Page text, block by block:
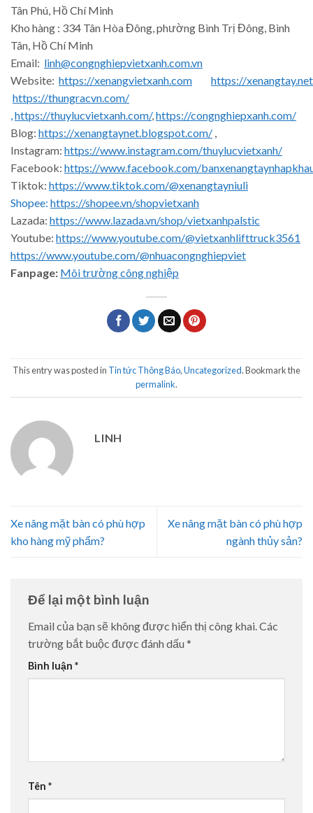
Tân Phú, Hồ Chí Minh
Kho hàng : 334 Tân Hòa Đông, phường Bình Trị Đông, Bình
Tân, Hồ Chí Minh
Email: linh@congnghiepvietxanh.com.vn
Website: https://xenangvietxanh.com
https://xenangtay.net
https://thungracvn.com/
,https://thuylucvietxanh.com/,https://congnghiepxanh.com/
Blog: https://xenangtaynet.blogspot.com/ ,
Instagram: https://www.instagram.com/thuylucvietxanh/
Facebook: https://www.facebook.com/
Tiktok: https://www.tiktok.com/@xenangtayniuli
Shopee: https://shopee.vn/shopvietxanh
Lazada: https://www.lazada.vn/shop/vietxanhpalstic
Youtube: https://www.youtube.com/@vietxanhlifttruck3561
https://www.youtube.com/@nhuacongnghiepviet
Fanpage: Môi trường công nghiệp
This entry was posted in Tin tức Thông Báo,Uncategorized. Bookmark the
permalink.
LINH
Xe nâng mặt bàn có phù hợp
kho hàng mỹ phẩm?
Xe nâng mặt bàn có phù hợp
ngành thủy sản?
Để lại một bình luận
Email của bạn sẽ không được hiển thị công khai.Các
trường bắt buộc được đánh dấu *
Bình luận *
Tên *